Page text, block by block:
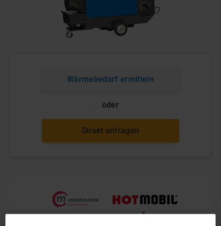
Wärmebedarf ermitteln
oder
Direkt anfragen